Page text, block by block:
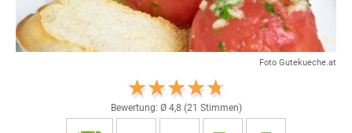
Foto Gutekueche.at
Bewertung: Ø 4,8 (21 Stimmen)